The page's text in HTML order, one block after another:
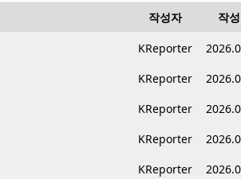
작성자 작
KReporter
KReporter
KReporter
KReporter
KReporter